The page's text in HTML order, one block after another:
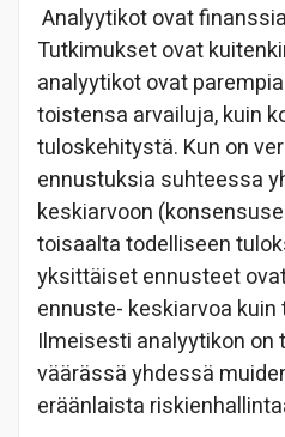
Analyytikot ovat
Tutkimukset ovat
analyytikot ovat
toistensa arvailuja, kuin
tuloskehitystä. Kun on
ennustuksia suhteessa
keskiarvoon
toisaalta todelliseen
yksittäiset ennusteet
ennuste- keskiarvoa
Ilmeisesti analyytikon on
väärässä yhdessä
eräänlaista